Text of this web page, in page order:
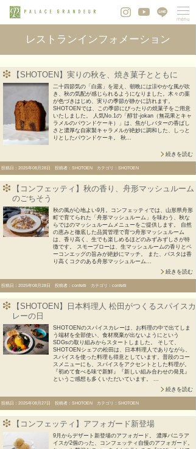
レストランインフォメーション
【SHOTOEN】実りの秋を、焼き菓子とともに
二十四節気の「白露」を迎え、朝晩には涼やかな風が吹
き、秋の気配が感じられるようになりました。木々の葉
が色づきはじめ、実りの季節が静かに訪れます。
SHOTOENでは、この季節にぴったりの焼菓子をご用意
いたしました。 人気No.1の「醇甘-jokan（無花果とキャ
ラメルのパウンドケーキ）」は、焦がしバターの香ばし
さと濃厚な自家製キャラメルが絶妙に調和した、しっと
りとしたパウンドケーキ。 秋...
続きを読む
投稿日：2025年08月28日 投稿者：SHOTOEN カテゴリ：SHOTOEN
【コンフェッティ】秋の香り、舟形マッシュルーム
のごちそう
秋の風が心地よい9月。コンフェッティでは、山形県舟形
町で育てられた「舟形マッシュルーム」を味わう、秋な
らではのマッシュルームメニューをご提供します。 自然
の恵みと徹底した品質管理で育つ舟形マッシュルーム
は、香り高く、生でも楽しめるほどのみずみずしさが特
徴です。 スモーブローは、生マッシュルームの香りとベ
ーコンエッグの旨みが絶妙にマッチ。 また、パスタは香
り高くコクのある舟形マッシュルーム...
続きを読む
投稿日：2025年08月28日 投稿者：confetti カテゴリ：confetti
【SHOTOEN】日本料理人 松田がつくるスパイスカ
レーの日
SHOTOENのスパイスカレーは、お料理の中で出てしま
う端材を全部使い、食材廃棄が出ないようにという
SDGsの取り組みからスタートしました。 そして、
SHOTOENシェフの松田は、日本料理人でありながら、
スパイスを使った料理も得意としています。普段のコー
スメニューにも、スパイスをアクセントとした料理が。
『初めて食べる味で新鮮』『新しい組み合わせの発見』
というご感想も多くいただいています。 ...
続きを読む
投稿日：2025年08月27日 投稿者：SHOTOEN カテゴリ：SHOTOEN
【コンフェッティ】アフォガード新登場
9月からデザート新登場のアフォガード。 濃厚バニラア
イスが2個のった、コンフェッティ自慢のアフォガード。